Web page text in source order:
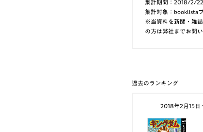
集計期間：2018/2/
集計対象：booklista
※当資料を新聞・雑
の方は弊社までお問
過去のランキング
2018年2月15日